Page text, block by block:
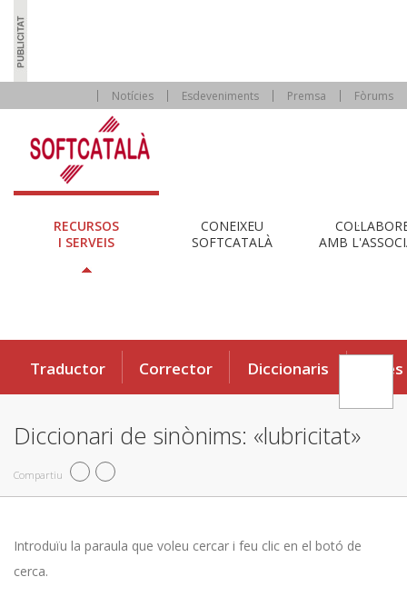
Notícies Esdeveniments Premsa Fòrums
RECURSOS
I SERVEIS
CONEIXEU
SOFTCATALÀ
AMB
Traductor Corrector Diccionaris Eines
Diccionari de sinònims: «lubricitat»
Compartiu
Introduïu la paraula que voleu cercar i feu clic en el botó de
cerca.